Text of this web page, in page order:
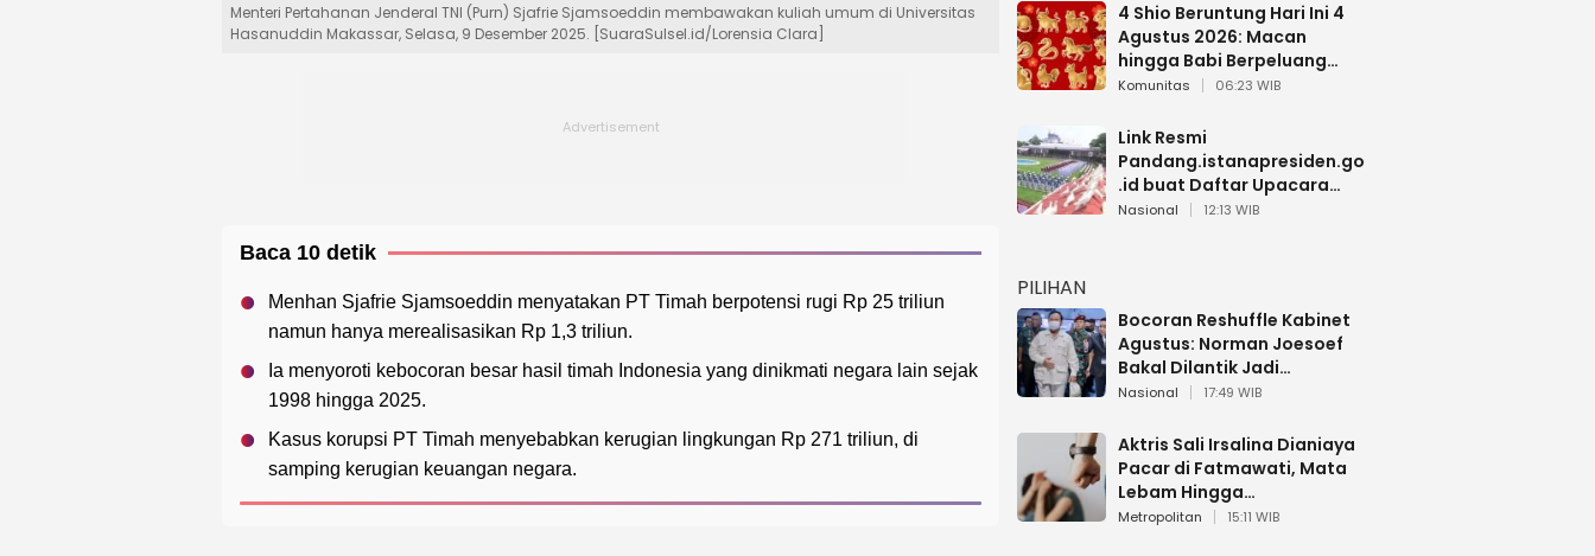
Menteri Pertahanan Jenderal TNI (Purn) Sjafrie Sjamsoeddin membawakan kuliah umum di Universitas
Hasanuddin Makassar, Selasa, 9 Desember 2025. [SuaraSulsel.id/Lorensia Clara]
Baca 10 detik
Menhan Sjafrie Sjamsoeddin menyatakan PT Timah berpotensi rugi Rp 25 triliun
namun hanya merealisasikan Rp 1,3 triliun.
Ia menyoroti kebocoran besar hasil timah Indonesia yang dinikmati negara lain sejak
1998 hingga 2025.
Kasus korupsi PT Timah menyebabkan kerugian lingkungan Rp 271 triliun, di
samping kerugian keuangan negara.
4 Shio Beruntung Hari Ini 4
Agustus 2026: Macan
hingga Babi Berpeluang
Dapat Kabar Baik
Komunitas 06:23 WIB
Link Resmi
Pandang.istanapresiden.go
.id buat Daftar Upacara
Bendera HUT RI di Istana
Nasional 12:13 WIB
PILIHAN
Bocoran Reshuffle Kabinet
Agustus: Norman Joesoef
Bakal Dilantik Jadi
Wamenhan RI
Nasional 17:49 WIB
Aktris Sali Irsalina Dianiaya
Pacar di Fatmawati, Mata
Lebam Hingga
Diselamatkan Polantas
Metropolitan 15:11 WIB